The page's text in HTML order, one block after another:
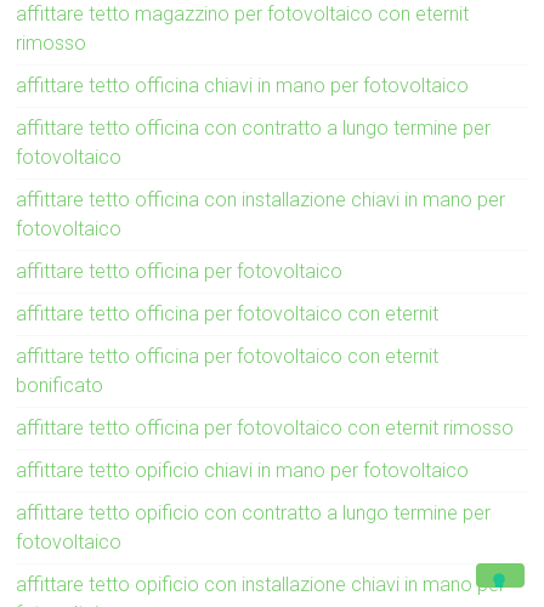
affittare tetto magazzino per fotovoltaico con eternit
rimosso
affittare tetto officina chiavi in mano per fotovoltaico
affittare tetto officina con contratto a lungo termine per
fotovoltaico
affittare tetto officina con installazione chiavi in mano per
fotovoltaico
affittare tetto officina per fotovoltaico
affittare tetto officina per fotovoltaico con eternit
affittare tetto officina per fotovoltaico con eternit
bonificato
affittare tetto officina per fotovoltaico con eternit rimosso
affittare tetto opificio chiavi in mano per fotovoltaico
affittare tetto opificio con contratto a lungo termine per
fotovoltaico
affittare tetto opificio con installazione chiavi in mano per